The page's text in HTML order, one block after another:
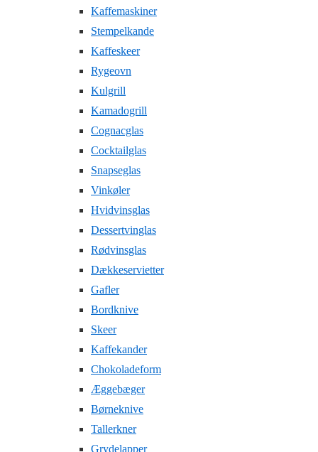
Kaffemaskiner
Stempelkande
Kaffeskeer
Rygeovn
Kulgrill
Kamadogrill
Cognacglas
Cocktailglas
Snapseglas
Vinkøler
Hvidvinsglas
Dessertvinglas
Rødvinsglas
Dækkeservietter
Gafler
Bordknive
Skeer
Kaffekander
Chokoladeform
Æggebæger
Børneknive
Tallerkner
Grydelapper